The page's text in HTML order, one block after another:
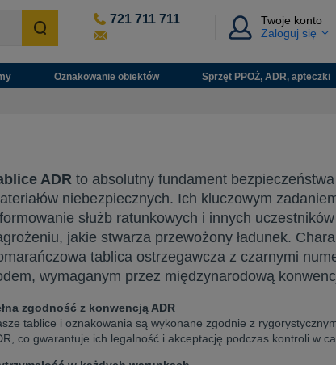
721 711 711
Twoje konto
Zaloguj się
Oznakowanie obiektów Sprzęt PPOŻ, ADR, apteczki
ADR to absolutny fundament
niebezpiecznych. Ich kluczowym
służb ratunkowych i innych
jakie stwarza przewożony ładunek.
tablica ostrzegawcza z czarnymi
wymaganym przez międzynarodową
zgodność z konwencją ADR
tablice i oznakowania są wykonane zgodnie z
co gwarantuje ich legalność i akceptację podczas kontroli w